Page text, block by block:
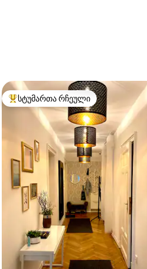
5‑დან 4,98, 117 მიმოხილვა
5‑დან 4,95, 187 მიმოხილვა
სტუმართა რჩეული მოწინავე
სტუმართა რჩეული